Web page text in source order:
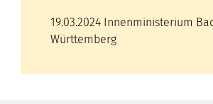
19.03.2024 Innenministerium
Württemberg